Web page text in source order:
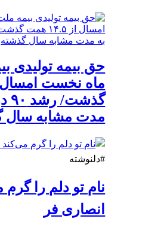
حق بیمه تولیدی
مدت مشابه سال
#دلنوشته
نام تو دلم را
انصاری فر